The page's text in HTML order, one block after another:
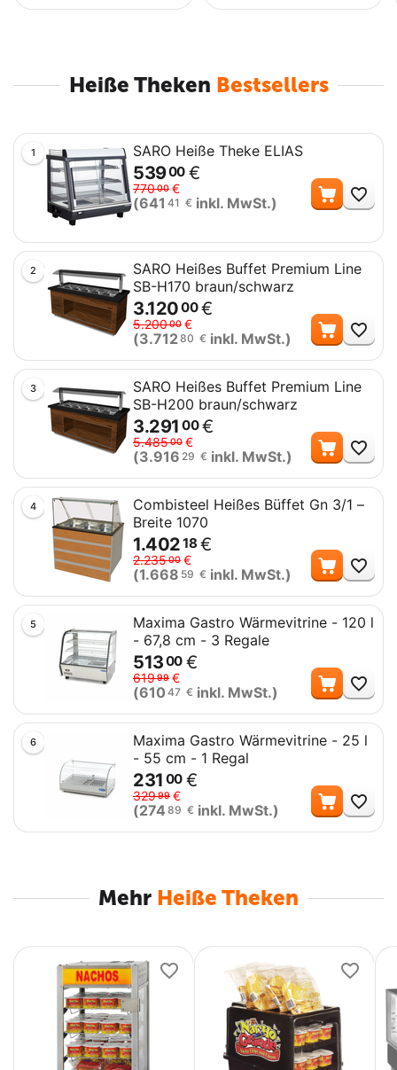
Heiße Theken Bestsellers
1 SARO Heiße Theke ELIAS
53900 €
77000 €
(641 41 € inkl. MwSt.)
2
SARO Heißes Buffet Premium Line
SB-H170 braun/schwarz
3.12000 €
5.20000 €
(3.71280 € inkl. MwSt.)
3
SARO Heißes Buffet Premium Line
SB-H200 braun/schwarz
3.291 00 €
5.48500 €
(3.916 29 € inkl. MwSt.)
4
Combisteel Heißes Büffet Gn 3/1 –
Breite 1070
1.40218 €
2.23500 €
(1.668 59 € inkl. MwSt.)
5
Maxima Gastro Wärmevitrine - 120 l
- 67,8 cm - 3 Regale
51300 €
61999 €
(610 47 € inkl. MwSt.)
6
Maxima Gastro Wärmevitrine - 25 l
- 55 cm - 1 Regal
231 00 €
32999 €
(274 89 € inkl. MwSt.)
Mehr Heiße Theken